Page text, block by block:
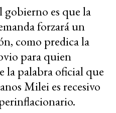
es que la
forzará un
como predica la
para quien
la palabra oficial que
Milei es recesivo